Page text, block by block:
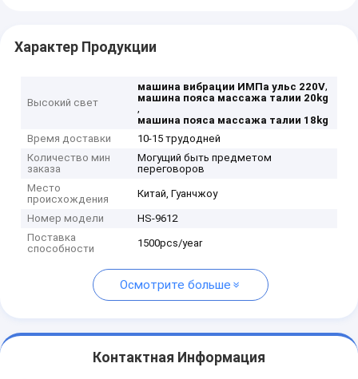
Характер Продукции
Высокий свет
машина вибрации ИМПа ульс 220V,
машина пояса массажа талии 20kg
,
машина пояса массажа талии 18kg
Время доставки
10-15 трудодней
Количество мин
заказа
Могущий быть предметом
переговоров
Место
происхождения
Китай, Гуанчжоу
Номер модели
HS-9612
Поставка
способности
1500pcs/year
Осмотрите больше
Контактная Информация